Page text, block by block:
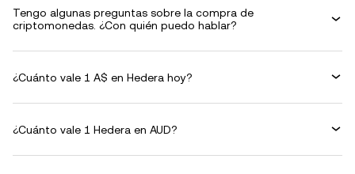
Tengo algunas preguntas sobre la compra de
criptomonedas. ¿Con quién puedo hablar?
¿Cuánto vale 1 A$ en Hedera hoy?
¿Cuánto vale 1 Hedera en AUD?